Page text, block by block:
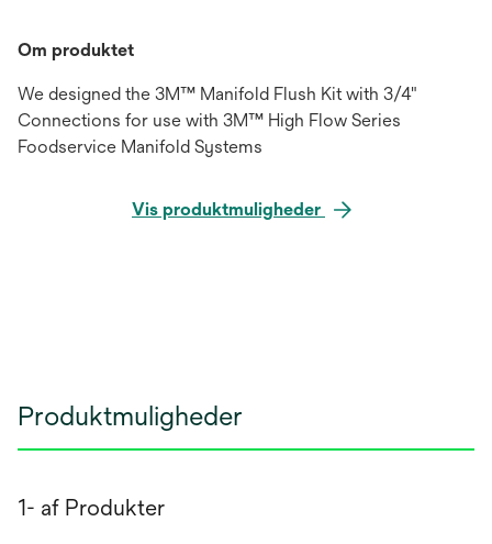
Om produktet
We designed the 3M™ Manifold Flush Kit with 3/4"
Connections for use with 3M™ High Flow Series
Foodservice Manifold Systems
Vis produktmuligheder
Produktmuligheder
1- af Produkter